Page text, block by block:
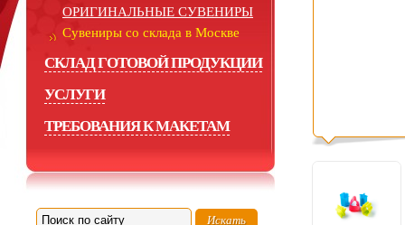
ОРИГИНАЛЬНЫЕ СУВЕНИРЫ
Сувениры со склада в Москве
СКЛАД ГОТОВОЙ ПРОДУКЦИИ
УСЛУГИ
ТРЕБОВАНИЯ К МАКЕТАМ